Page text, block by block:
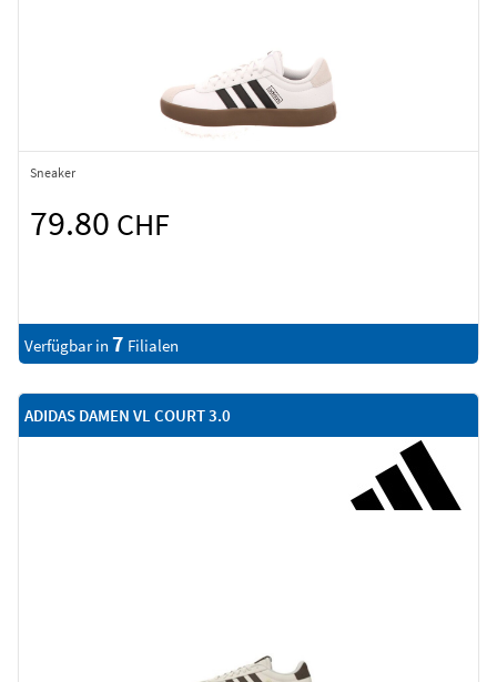
Sneaker
79.80 CHF
Verfügbar in 7 Filialen
ADIDAS DAMEN VL COURT 3.0